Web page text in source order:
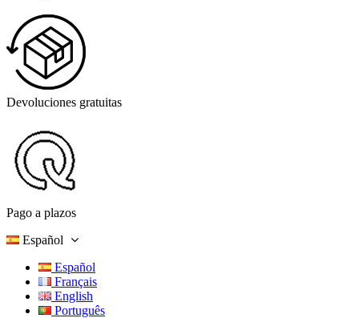
Devoluciones gratuitas
Pago a plazos
Español
Español
Français
English
Português